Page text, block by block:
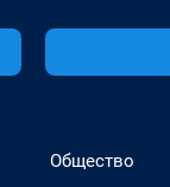
Общество